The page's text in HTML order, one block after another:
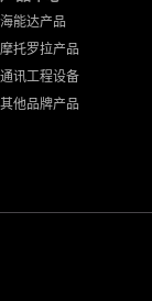
海能达产品
摩托罗拉产品
通讯工程设备
其他品牌产品